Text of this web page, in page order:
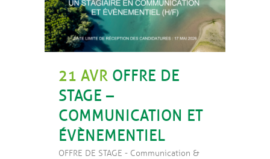
21 AVR OFFRE DE
STAGE –
COMMUNICATION ET
ÉVÈNEMENTIEL
OFFRE DE STAGE - Communication &